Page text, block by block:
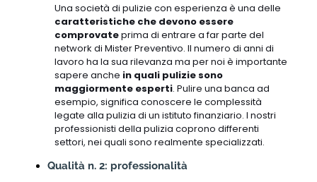
Una società di pulizie con esperienza è una delle
caratteristiche che devono essere
comprovateprima di entrare a far parte del
network di Mister Preventivo. Il numero di anni di
lavoro ha la sua rilevanza ma per noi è importante
sapere anche in quali pulizie sono
maggiormente esperti. Pulire una banca ad
esempio, significa conoscere le complessità
legate alla pulizia di un istituto finanziario. I nostri
professionisti della pulizia coprono differenti
settori, nei quali sono realmente specializzati.
Qualità n. 2: professionalità